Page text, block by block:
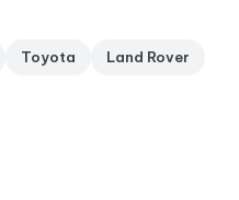
Toyota Land Rover